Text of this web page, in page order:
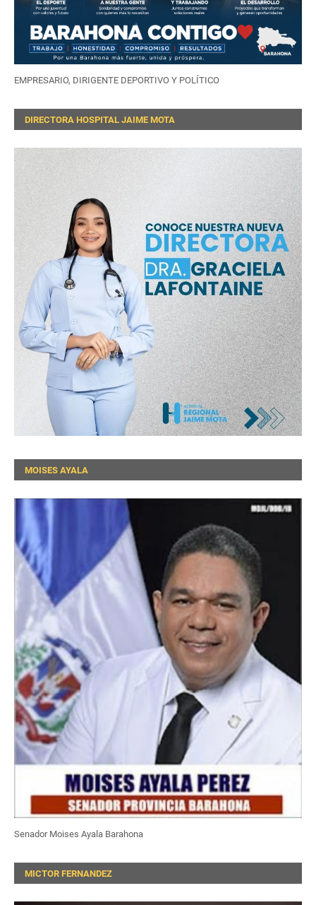
EMPRESARIO, DIRIGENTE DEPORTIVO Y POLÍTICO
DIRECTORA HOSPITAL JAIME MOTA
MOISES AYALA
Senador Moises Ayala Barahona
MICTOR FERNANDEZ